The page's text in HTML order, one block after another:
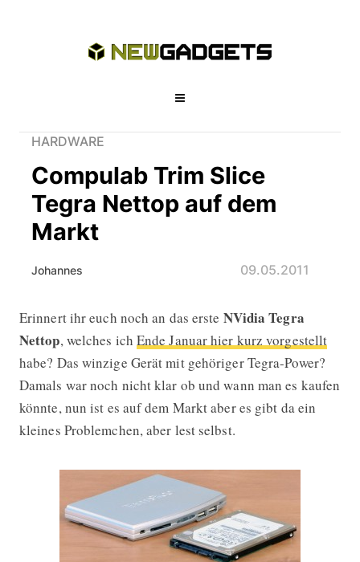
HARDWARE
Compulab Trim Slice
Tegra Nettop auf dem
Markt
Johannes 09.05.2011
Compulab Trim Slice Tegra Nettop
Erinnert ihr euch noch an das erste NVidia Tegra
Nettop, welches ich Ende Januar hier kurz vorgestellt
habe? Das winzige Gerät mit gehöriger Tegra-Power?
Damals war noch nicht klar ob und wann man es kaufen
könnte, nun ist es auf dem Markt aber es gibt da ein
kleines Problemchen, aber lest selbst.